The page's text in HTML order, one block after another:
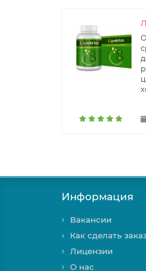
Информация
Вакансии
Как сделать
Лицензии
О нас